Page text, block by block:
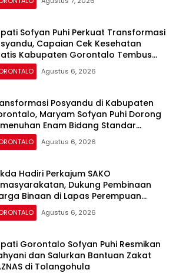
Sofyan Puhi Perkuat Transformasi
Capaian Cek Kesehatan
Kabupaten Gorontalo Tembus
PersenAgustus 6, 2026
Posyandu di Kabupaten
Maryam Sofyan Puhi Dorong
Enam Bidang Standar
Minimal
Agustus 6, 2026
Hadiri Perkajum SAKO
Dukung Pembinaan
Binaan di Lapas Perempuan
Agustus 6, 2026
Gorontalo Sofyan Puhi Resmikan
dan Salurkan Bantuan Zakat
di Tolangohula